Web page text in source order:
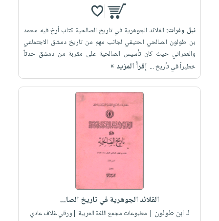
نيل وفرات: القلائد الجوهرية في تاريخ الصالحية كتاب أرخ فيه محمد
بن طولون الصالحي الحنيفي لجانب مهم من تاريخ دمشق الاجتماعي
والعمراني حيث كان تأسيس الصالحية على مقربة من دمشق حدثاً
خطيراً في تأريخ ... إقرأ المزيد »
القلائد الجوهرية في تاريخ الصا...
لـ ابن طولون | مطبوعات مجمع اللغة العربية |ورقي غلاف عادي